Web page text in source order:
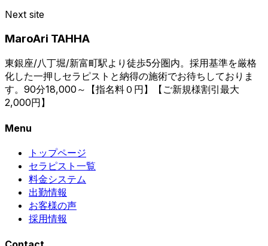
Next site
MaroAri TAHHA
東銀座/八丁堀/新富町駅より徒歩5分圏内。採用基準を厳格
化した一押しセラピストと納得の施術でお待ちしておりま
す。90分18,000～【指名料０円】【ご新規様割引最大
2,000円】
Menu
トップページ
セラピスト一覧
料金システム
出勤情報
お客様の声
採用情報